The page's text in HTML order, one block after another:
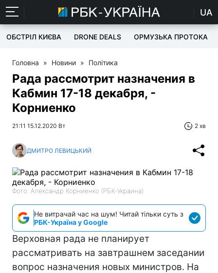
UA
ОБСТРІЛ КИЄВА DRONE DEALS ОРМУЗЬКА ПРОТОКА
Головна » Новини » Політика
Рада рассмотрит назначения в
Кабмин 17-18 декабря, -
Корниенко
21:11 15.12.2020 Вт 2 хв
ДМИТРО ЛЕВИЦЬКИЙ
Фото: Александр Корниенко (РБК-Украина)
Не витрачай час на шум! Читай тільки суть з
РБК-Україна у Google
Верховная рада не планирует
рассматривать на завтрашнем заседании
вопрос назначения новых министров. На